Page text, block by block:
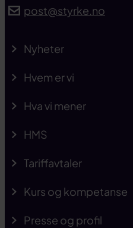
post@styrke.no
Nyheter
Hvem er vi
Hva vi mener
HMS
Tariffavtaler
Kurs og kompetanse
Presse og profil